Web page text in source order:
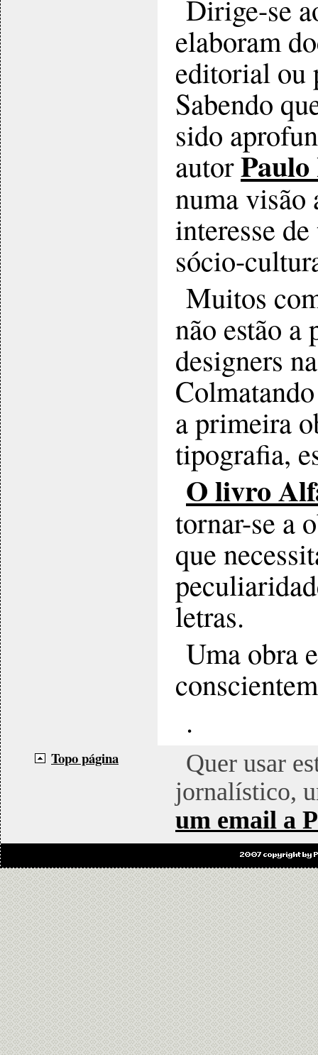
Dirige-se
elaboram
editorial ou
Sabendo
sido
autor
numa visão
interesse
sócio-
Muitos
não estão a
designers
a primeira
tipografia,
O livro
tornar-se a
que
letras.
Uma obra
.
Topo página
Quer usar
jornalístico,
um email a